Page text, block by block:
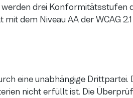
drei Konformitätsstufen
dem Niveau AA der WCAG
eine unabhängige Drittpartei.
nicht erfüllt ist. Die